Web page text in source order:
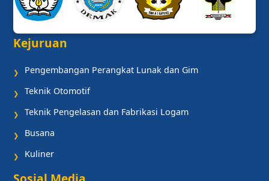
Kejuruan
❯ Pengembangan Perangkat Lunak dan Gim
❯ Teknik Otomotif
❯ Teknik Pengelasan dan Fabrikasi Logam
❯ Busana
❯ Kuliner